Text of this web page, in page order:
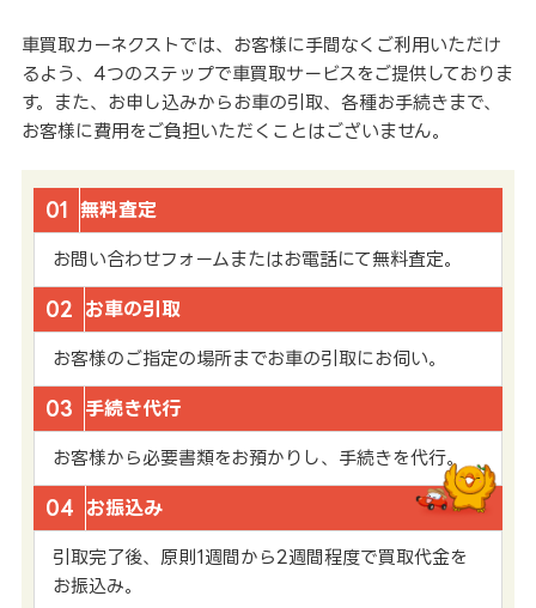
車買取カーネクストでは、お客様に手間なくご利用いただけ
るよう、4つのステップで車買取サービスをご提供しておりま
す。また、お申し込みからお車の引取、各種お手続きまで、
お客様に費用をご負担いただくことはございません。
01 無料査定
お問い合わせフォームまたはお電話にて無料査定。
02 お車の引取
お客様のご指定の場所までお車の引取にお伺い。
03 手続き代行
お客様から必要書類をお預かりし、手続きを代行。
04 お振込み
引取完了後、原則1週間から2週間程度で買取代金を
お振込み。